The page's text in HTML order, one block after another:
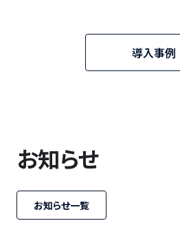
導入事例
お知らせ
お知らせ一覧